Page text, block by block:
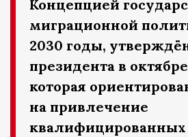
Концепцией
миграционной
2030 годы,
президента в
которая
на привлечение
квалифицированных